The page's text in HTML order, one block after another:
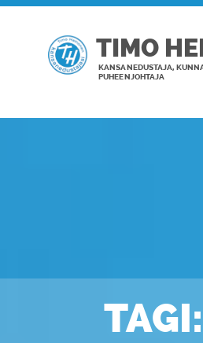
TIMO
KANSANEDUSTAJA,
PUHEENJOHTAJA